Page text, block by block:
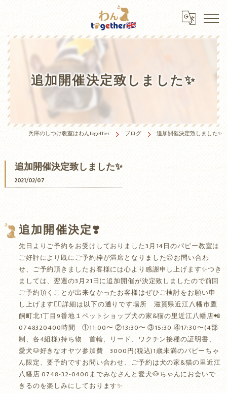
追加開催決定致しました✨
兵庫のしつけ教室はわんtogether ブログ 追加開催決定致しました✨
追加開催決定致しました✨
2021/02/07
先日よりご予約をお受けしておりました3月14日のパピー教室は
ご好評により既にご予約枠が満席となりました😊お問い合わ
せ、ご予約頂きましたお客様には心より感謝申し上げます✨つき
ましては、翌週の3月21日に追加開催が決定致しましたので前回
ご予約頂くことが出来なかったお客様はぜひご検討をお願い申
し上げます🙇‍♂️詳細は以下の通りです場所 滋賀県近江八幡市鷹
飼町北1丁目9番地１ペットショップ犬の家&猫の里近江八幡店📲
0748320400時間 ①11:00〜 ②13:30〜 ③15:30 ④17:30〜(4部
制、各4組様)持ち物 首輪、リード、ワクチン接種の証明書、
愛犬🐶好きなオヤツ参加費 3000円(税込)1歳未満のパピーちゃ
ん限定、要予約ですお問い合わせ、ご予約は犬の家&猫の里近江
八幡店 0748-32-0400までみなさんと愛犬🐶ちゃんにお会いで
きるのを楽しみにしております✨
追加開催決定❣️